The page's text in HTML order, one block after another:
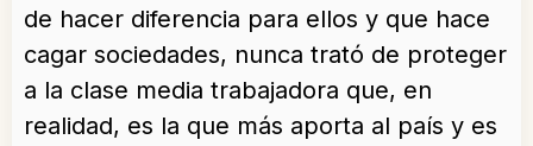
de hacer diferencia para ellos y que hace
cagar sociedades, nunca trató de proteger
a la clase media trabajadora que, en
realidad, es la que más aporta al país y es